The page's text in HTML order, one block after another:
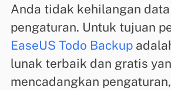
Anda tidak kehilangan
pengaturan. Untuk tujuan
EaseUS Todo Backup
lunak terbaik dan gratis
mencadangkan